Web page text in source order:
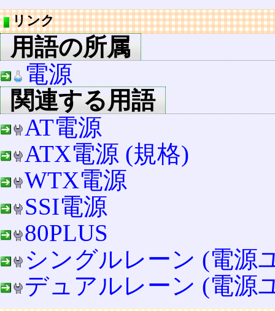
リンク
用語の所属
電源
関連する用語
AT電源
ATX電源 (規格)
WTX電源
SSI電源
80PLUS
シングルレーン (電源
デュアルレーン (電源